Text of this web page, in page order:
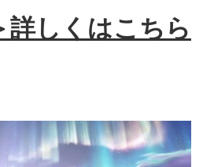
詳しくはこちら